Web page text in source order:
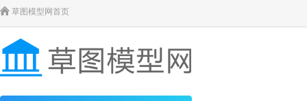
 草图模型网首页